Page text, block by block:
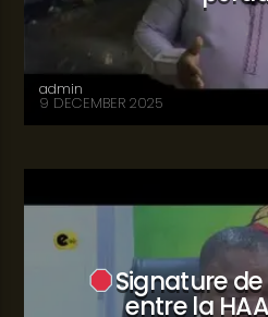
admin
9 DECEMBER 2025
Signature
entre la